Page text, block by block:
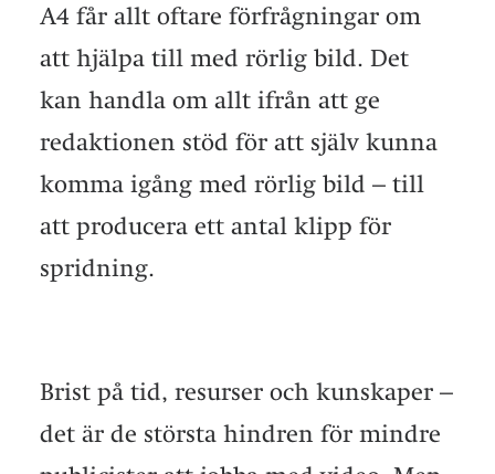
A4 får allt oftare förfrågningar om
att hjälpa till med rörlig bild. Det
kan handla om allt ifrån att ge
redaktionen stöd för att själv kunna
komma igång med rörlig bild – till
att producera ett antal klipp för
spridning.
Brist på tid, resurser och kunskaper –
det är de största hindren för mindre